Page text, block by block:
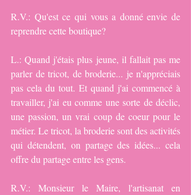
R.V.: Qu'est ce qui vous a donné envie de
reprendre cette boutique?
L.: Quand j'étais plus jeune, il fallait pas me
parler de tricot, de broderie... je n'appréciais
pas cela du tout. Et quand j'ai commencé à
travailler, j'ai eu comme une sorte de déclic,
une passion, un vrai coup de coeur pour le
métier. Le tricot, la broderie sont des activités
qui détendent, on partage des idées... cela
offre du partage entre les gens.
R.V.: Monsieur le Maire, l'artisanat en